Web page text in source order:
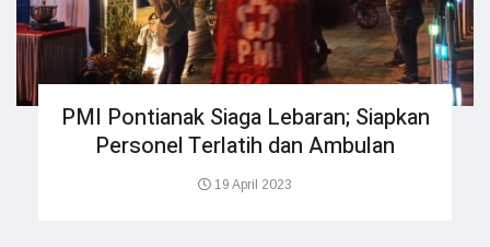
PMI Pontianak Siaga Lebaran; Siapkan
Personel Terlatih dan Ambulan
19 April 2023